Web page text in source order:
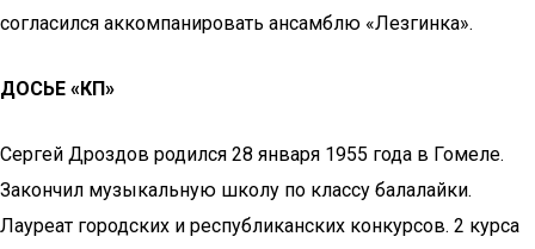
согласился аккомпанировать ансамблю «Лезгинка».
ДОСЬЕ «КП»
Сергей Дроздов родился 28 января 1955 года в Гомеле.
Закончил музыкальную школу по классу балалайки.
Лауреат городских и республиканских конкурсов. 2 курса